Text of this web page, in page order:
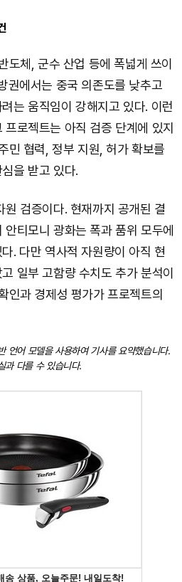
도체, 군수 산업 등에 폭넓게 쓰이
권에서는 중국 의존도를 낮추고
는 움직임이 강해지고 있다. 이런
로젝트는 아직 검증 단계에 있지
민 협력, 정부 지원, 허가 확보를
을 받고 있다.
검증이다. 현재까지 공개된 결
티모니 광화는 폭과 품위 모두에
. 다만 역사적 자원량이 아직 현
일부 고함량 수치도 추가 분석이
인과 경제성 평가가 프로젝트의
어 모델을 사용하여 기사를 요약했습니다.
과 다를 수 있습니다.